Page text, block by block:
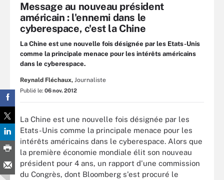
Message au nouveau président
américain : l'ennemi dans le
cyberespace, c'est la Chine
La Chine est une nouvelle fois désignée par les Etats-Unis
comme la principale menace pour les intérêts américains
dans le cyberespace.
Reynald Fléchaux, Journaliste
Publié le: 06 nov. 2012
La Chine est une nouvelle fois désignée par les
Etats-Unis comme la principale menace pour les
intérêts américains dans le cyberespace. Alors que
la première économie mondiale élit son nouveau
président pour 4 ans, un rapport d'une commission
du Congrès, dont Bloomberg s'est procuré le